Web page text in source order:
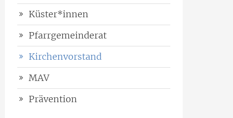
Küster*innen
Pfarrgemeinderat
Kirchenvorstand
MAV
Prävention